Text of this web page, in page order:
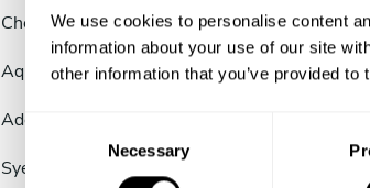
We use cookies to personalise content
information about your use of our site
other information that you’ve provided
C
n
Necessary
Chef Zaman Malaysia
Aqhari Rozlan
Addrena Shalini Addrena
Syed Mazahar Syed Ahmad Safri